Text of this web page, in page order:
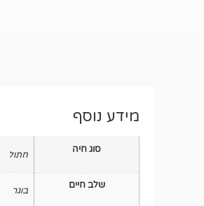
מידע נוסף
סוג חיה חתול
שלב חיים בוגר